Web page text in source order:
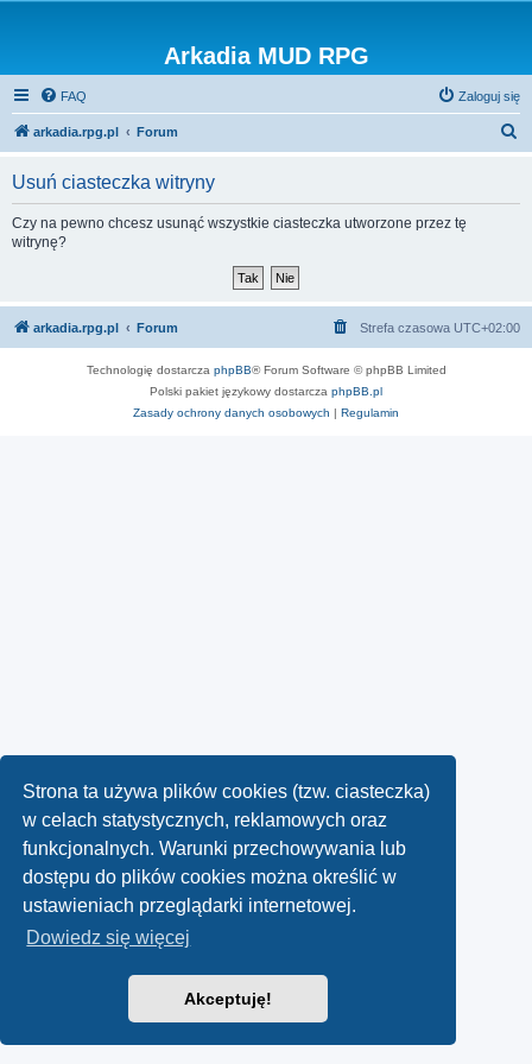
Strona ta używa plików cookies (tzw. ciasteczka)
w celach statystycznych, reklamowych oraz
funkcjonalnych. Warunki przechowywania lub
dostępu do plików cookies można określić w
ustawieniach przeglądarki internetowej.
Dowiedz się więcej
Akceptuję!
Arkadia MUD RPG
FAQ Zaloguj się
arkadia.rpg.pl Forum
Usuń ciasteczka witryny
Czy na pewno chcesz usunąć wszystkie ciasteczka utworzone przez tę
witrynę?
arkadia.rpg.pl Forum Strefa czasowa UTC+02:00
Technologię dostarcza phpBB® Forum Software © phpBB Limited
Polski pakiet językowy dostarcza phpBB.pl
Zasady ochrony danych osobowych | Regulamin